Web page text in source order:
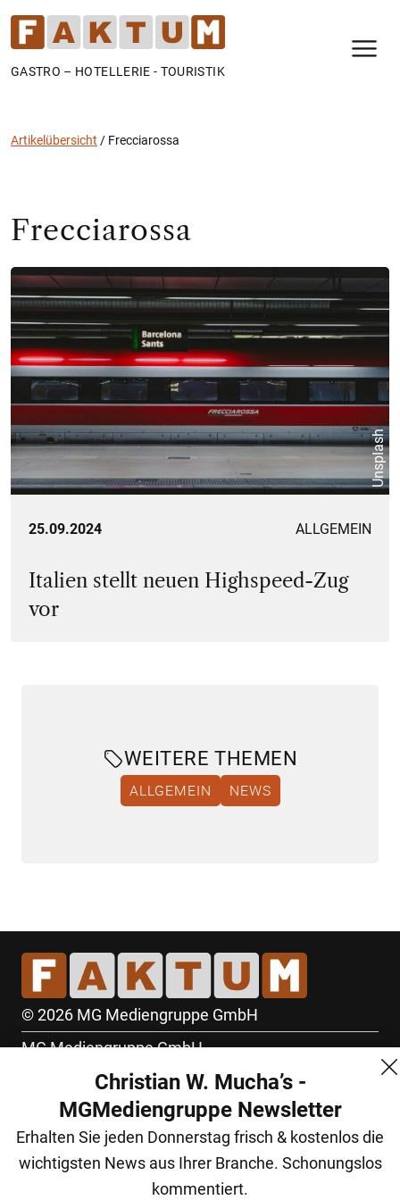
GASTRO – HOTELLERIE - TOURISTIK
Artikelübersicht / Frecciarossa
Frecciarossa
Unsplash
25.09.2024 ALLGEMEIN
Italien stellt neuen Highspeed-Zug
vor
WEITERE THEMEN
ALLGEMEIN NEWS
© 2026 MG Mediengruppe GmbH
MG Mediengruppe GmbH
Burgring 1/7
1010 Wien
+43 (1) 522 14 14
office@mgmedien.at
Christian W. Mucha’s -
MGMediengruppe Newsletter
Erhalten Sie jeden Donnerstag frisch & kostenlos die
wichtigsten News aus Ihrer Branche. Schonungslos
kommentiert.